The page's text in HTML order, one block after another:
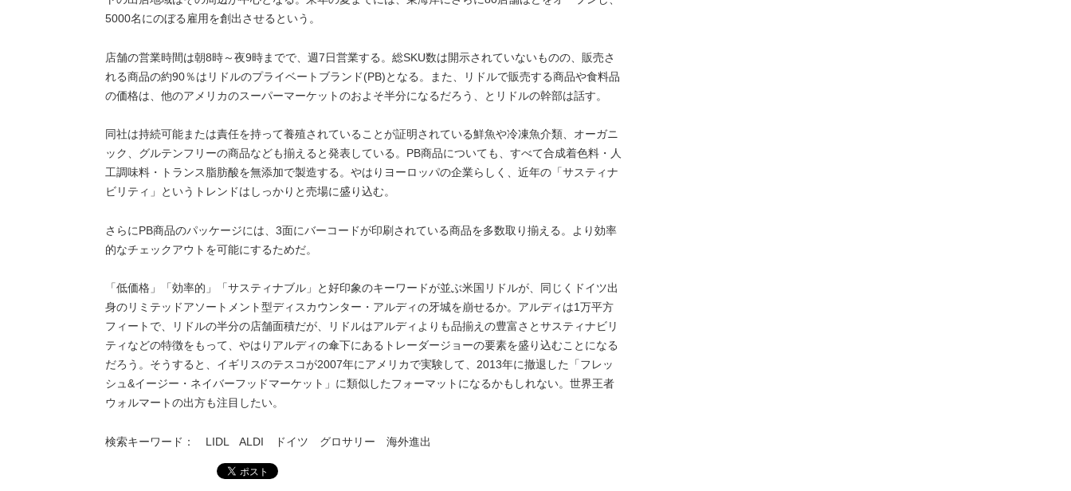
5000名にのぼる雇用を創出させるという。
店舗の営業時間は朝8時～夜9時までで、週7日営業する。総SKU数は開示されていないものの、販売さ
れる商品の約90％はリドルのプライベートブランド(PB)となる。また、リドルで販売する商品や食料品
の価格は、他のアメリカのスーパーマーケットのおよそ半分になるだろう、とリドルの幹部は話す。
同社は持続可能または責任を持って養殖されていることが証明されている鮮魚や冷凍魚介類、オーガニ
ック、グルテンフリーの商品なども揃えると発表している。PB商品についても、すべて合成着色料・人
工調味料・トランス脂肪酸を無添加で製造する。やはりヨーロッパの企業らしく、近年の「サスティナ
ビリティ」というトレンドはしっかりと売場に盛り込む。
さらにPB商品のパッケージには、3面にバーコードが印刷されている商品を多数取り揃える。より効率
的なチェックアウトを可能にするためだ。
「低価格」「効率的」「サスティナブル」と好印象のキーワードが並ぶ米国リドルが、同じくドイツ出
身のリミテッドアソートメント型ディスカウンター・アルディの牙城を崩せるか。アルディは1万平方
フィートで、リドルの半分の店舗面積だが、リドルはアルディよりも品揃えの豊富さとサスティナビリ
ティなどの特徴をもって、やはりアルディの傘下にあるトレーダージョーの要素を盛り込むことになる
だろう。そうすると、イギリスのテスコが2007年にアメリカで実験して、2013年に撤退した「フレッ
シュ&イージー・ネイバーフッドマーケット」に類似したフォーマットになるかもしれない。世界王者
ウォルマートの出方も注目したい。
検索キーワード： LIDL ALDI ドイツ グロサリー 海外進出